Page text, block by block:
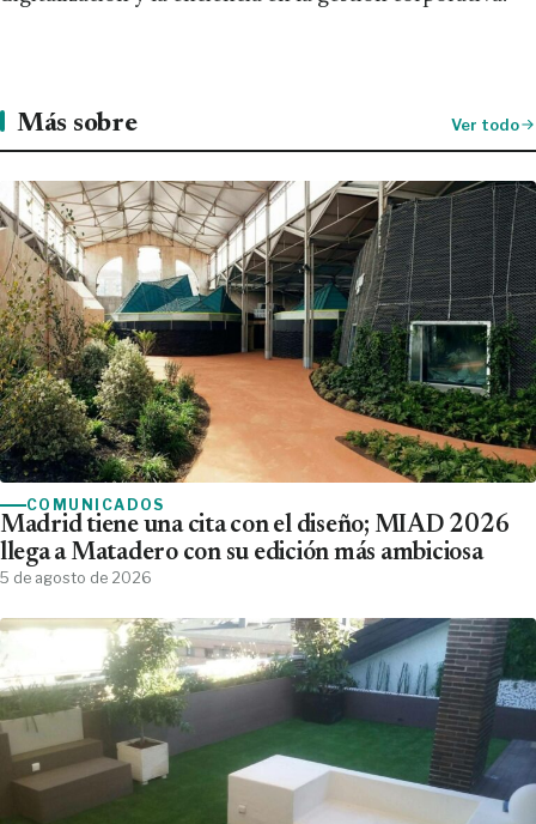
Más sobre Ver todo
COMUNICADOS
Madrid tiene una cita con el diseño; MIAD 2026
llega a Matadero con su edición más ambiciosa
5 de agosto de 2026